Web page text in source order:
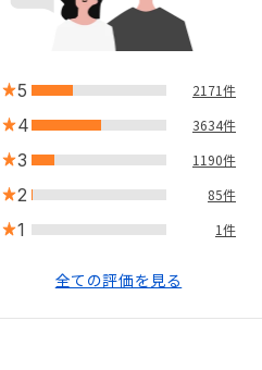
5 2171件
4 3634件
3 1190件
2 85件
1 1件
全ての評価を見る